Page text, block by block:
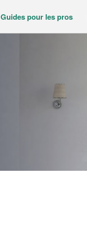
Guides pour les pros